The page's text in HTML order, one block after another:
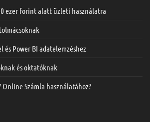
ezer forint alatt üzleti használatra
Power BI adatelemzéshez
és oktatóknak
Számla használatához?